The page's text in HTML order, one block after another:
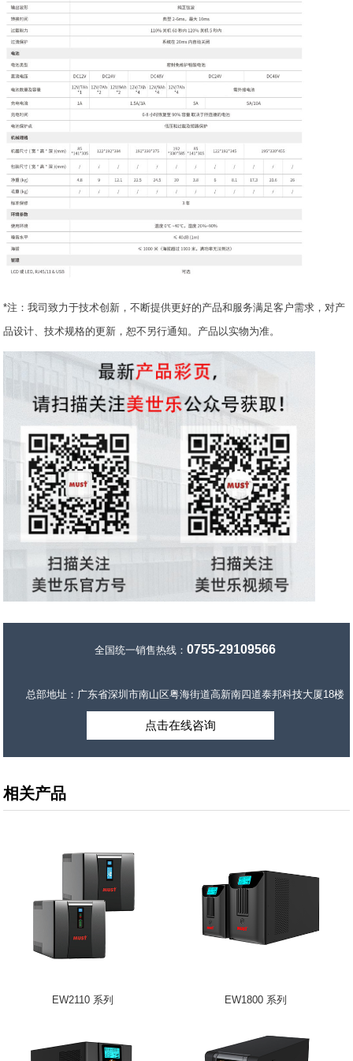
*注：我司致力于技术创新，不断提供更好的产品和服务满足客户需求，对产
品设计、技术规格的更新，恕不另行通知。产品以实物为准。
全国统一销售热线： 0755-29109566
总部地址：广东省深圳市南山区粤海街道高新南四道泰邦科技大厦18楼
点击在线咨询
相关产品
EW2110 系列 EW1800 系列